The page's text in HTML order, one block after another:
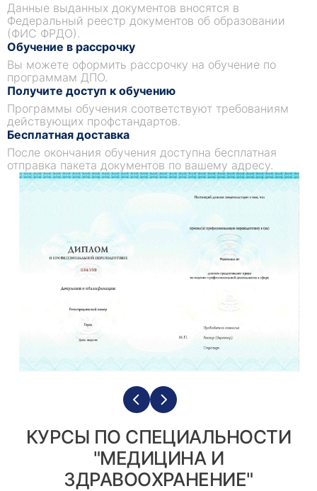
Данные выданных документов вносятся в
Федеральный реестр документов об образовании
(ФИС ФРДО).
Обучение в рассрочку
Вы можете оформить рассрочку на обучение по
программам ДПО.
Получите доступ к обучению
Программы обучения соответствуют требованиям
действующих профстандартов.
Бесплатная доставка
После окончания обучения доступна бесплатная
отправка пакета документов по вашему адресу.
КУРСЫ ПО СПЕЦИАЛЬНОСТИ
"МЕДИЦИНА И
ЗДРАВООХРАНЕНИЕ"